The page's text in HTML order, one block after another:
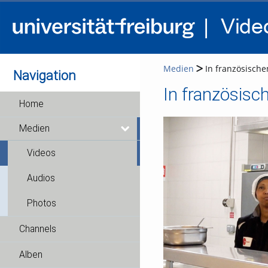
Navigation
Home
Medien
Videos
Audios
Photos
Channels
Alben
Medien In
In